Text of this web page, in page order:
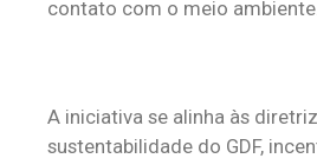
contato com o meio
A iniciativa se alinha às
sustentabilidade do GDF,